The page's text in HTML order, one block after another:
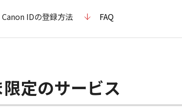
Canon IDの登録方法 FAQ
定のサービス